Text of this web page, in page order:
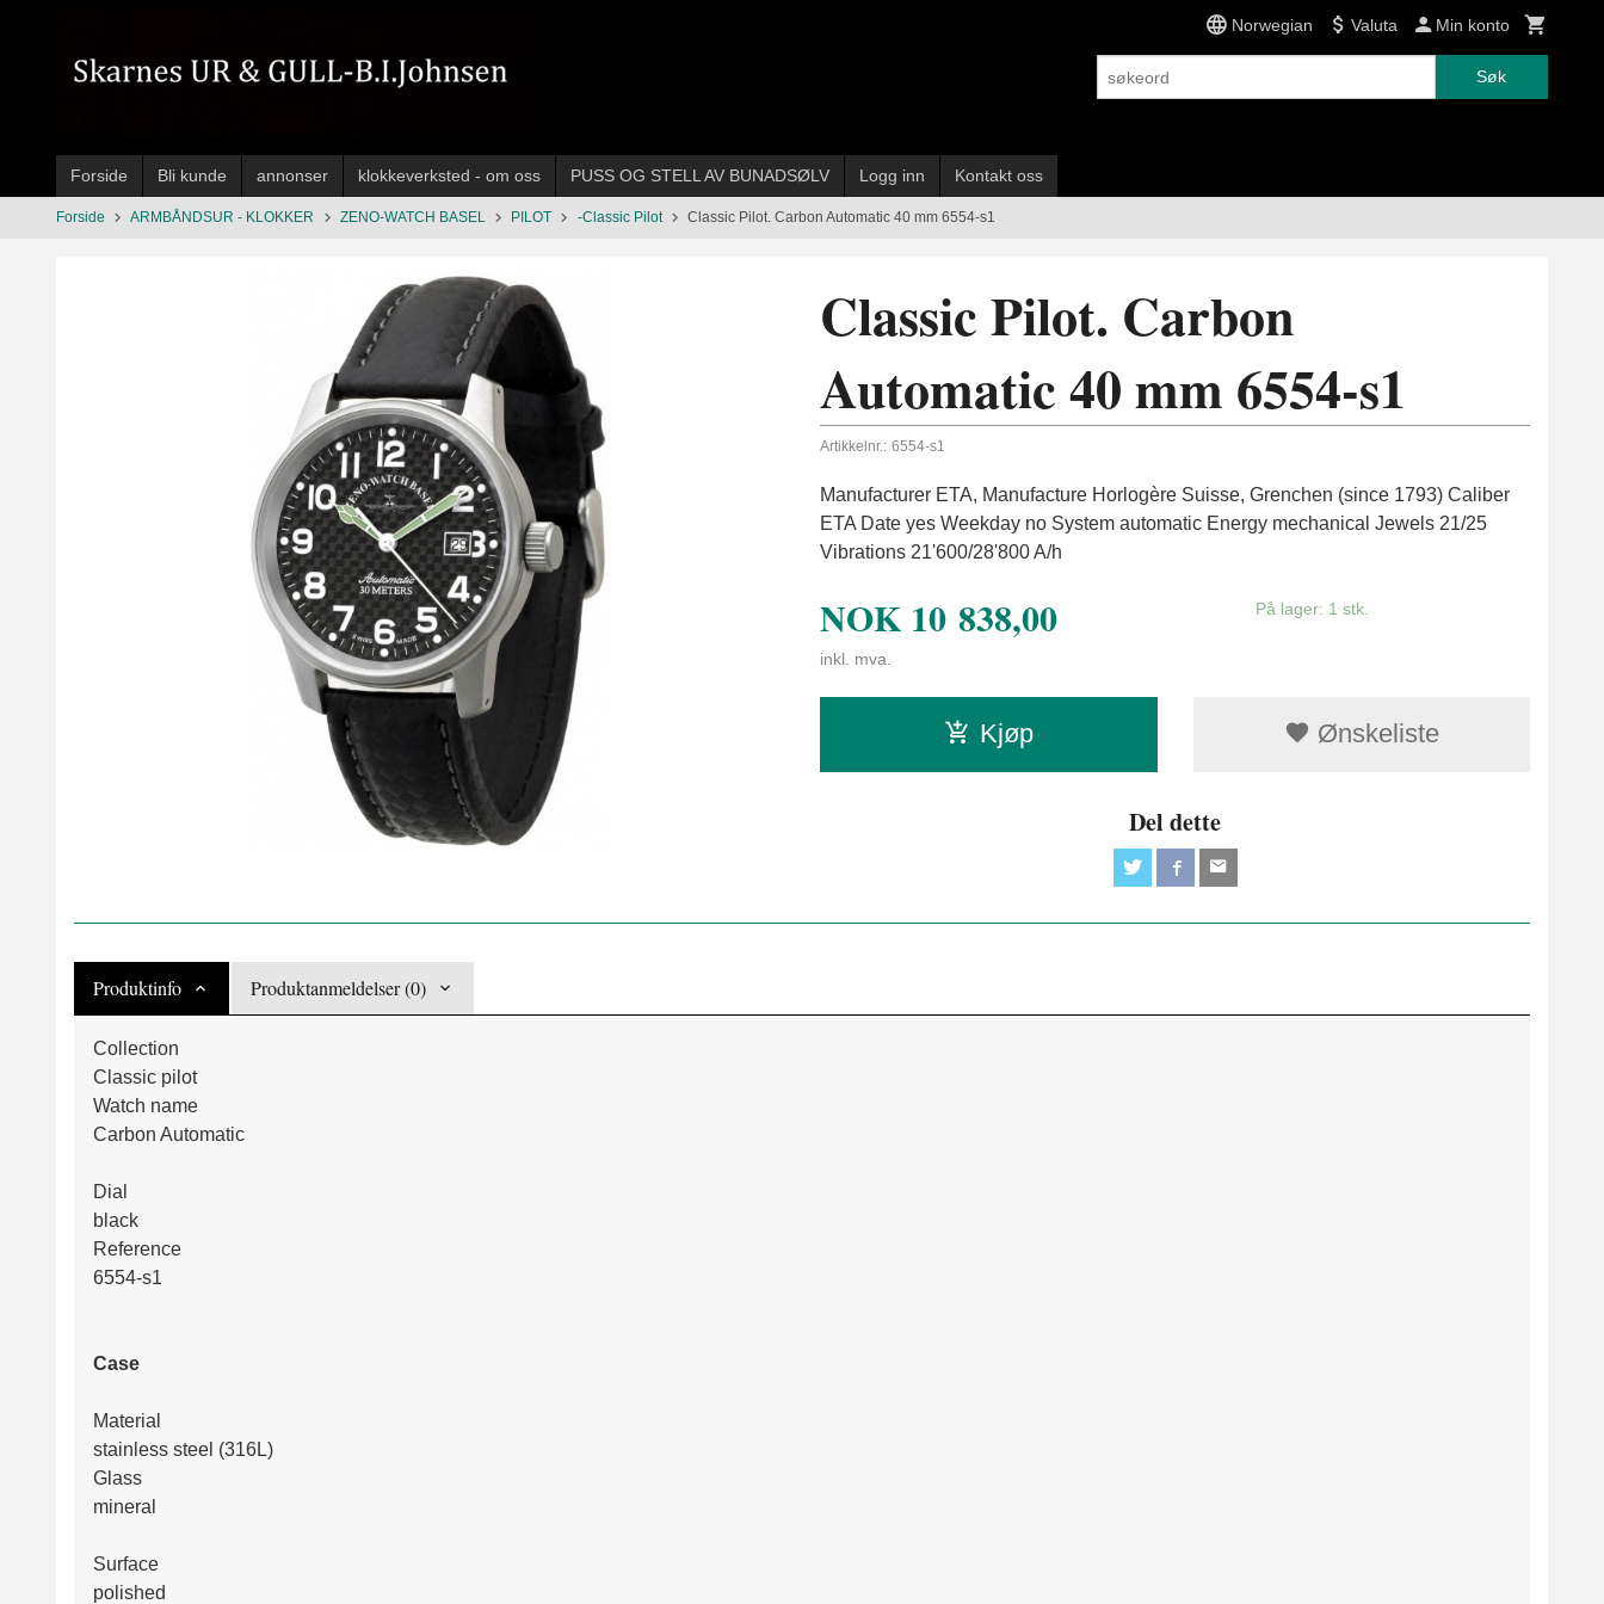
innholdet
Norwegian Valuta Min konto
Søk
Forside Bli kunde annonser klokkeverksted - om oss PUSS OG STELL AV BUNADSØLV Logg inn Kontakt oss
Forside ARMBÅNDSUR - KLOKKER ZENO-WATCH BASEL PILOT -Classic Pilot Classic Pilot. Carbon Automatic 40 mm 6554-s1
Classic Pilot. Carbon
Automatic 40 mm 6554-s1
Artikkelnr.: 6554-s1
Manufacturer ETA, Manufacture Horlogère Suisse, Grenchen (since 1793) Caliber
ETA Date yes Weekday no System automatic Energy mechanical Jewels 21/25
Vibrations 21'600/28'800 A/h
NOK 10 838,00
inkl. mva.
På lager: 1 stk.
Kjøp Ønskeliste
Del dette
Produktinfo Produktanmeldelser (0)
Collection
Classic pilot
Watch name
Carbon Automatic
Dial
black
Reference
6554-s1
Case
Material
stainless steel (316L)
Glass
mineral
Surface
polished